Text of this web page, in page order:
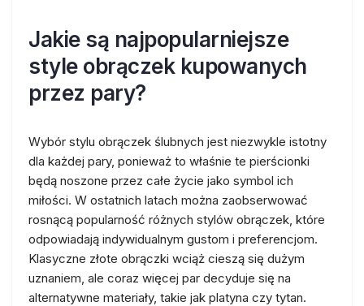
Jakie są najpopularniejsze
style obrączek kupowanych
przez pary?
Wybór stylu obrączek ślubnych jest niezwykle istotny
dla każdej pary, ponieważ to właśnie te pierścionki
będą noszone przez całe życie jako symbol ich
miłości. W ostatnich latach można zaobserwować
rosnącą popularność różnych stylów obrączek, które
odpowiadają indywidualnym gustom i preferencjom.
Klasyczne złote obrączki wciąż cieszą się dużym
uznaniem, ale coraz więcej par decyduje się na
alternatywne materiały, takie jak platyna czy tytan.